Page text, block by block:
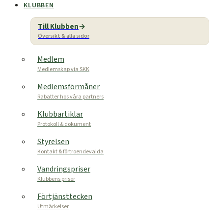
KLUBBEN
Till Klubben
Översikt & alla sidor
Medlem
Medlemskap via SKK
Medlemsförmåner
Rabatter hos våra partners
Klubbartiklar
Protokoll & dokument
Styrelsen
Kontakt & förtroendevalda
Vandringspriser
Klubbens priser
Förtjänsttecken
Utmärkelser